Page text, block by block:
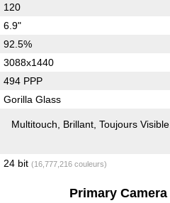
120
6.9"
92.5%
3088x1440
494 PPP
Gorilla Glass
Multitouch Brillant Toujours Visible
24 bit (16,777,216 couleurs)
Primary Camera